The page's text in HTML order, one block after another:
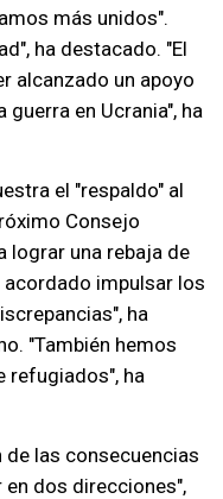
más unidos".
ha destacado. "El
alcanzado un apoyo
guerra en Ucrania", ha
el "respaldo" al
Consejo
lograr una rebaja de
acordado impulsar los
ha
"También hemos
refugiados", ha
de las consecuencias
en dos direcciones",